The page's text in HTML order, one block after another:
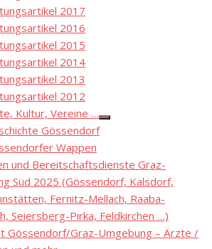
2017
2016
2015
2014
2013
2012
Kultur, Vereine …
Show
Gössendorf
Wappen
und Bereitschaftsdienste Graz-
Süd 2025 (Gössendorf, Kalsdorf,
Fernitz-Mellach, Raaba-
Seiersberg-Pirka, Feldkirchen …)
Gössendorf/Graz-Umgebung – Ärzte /